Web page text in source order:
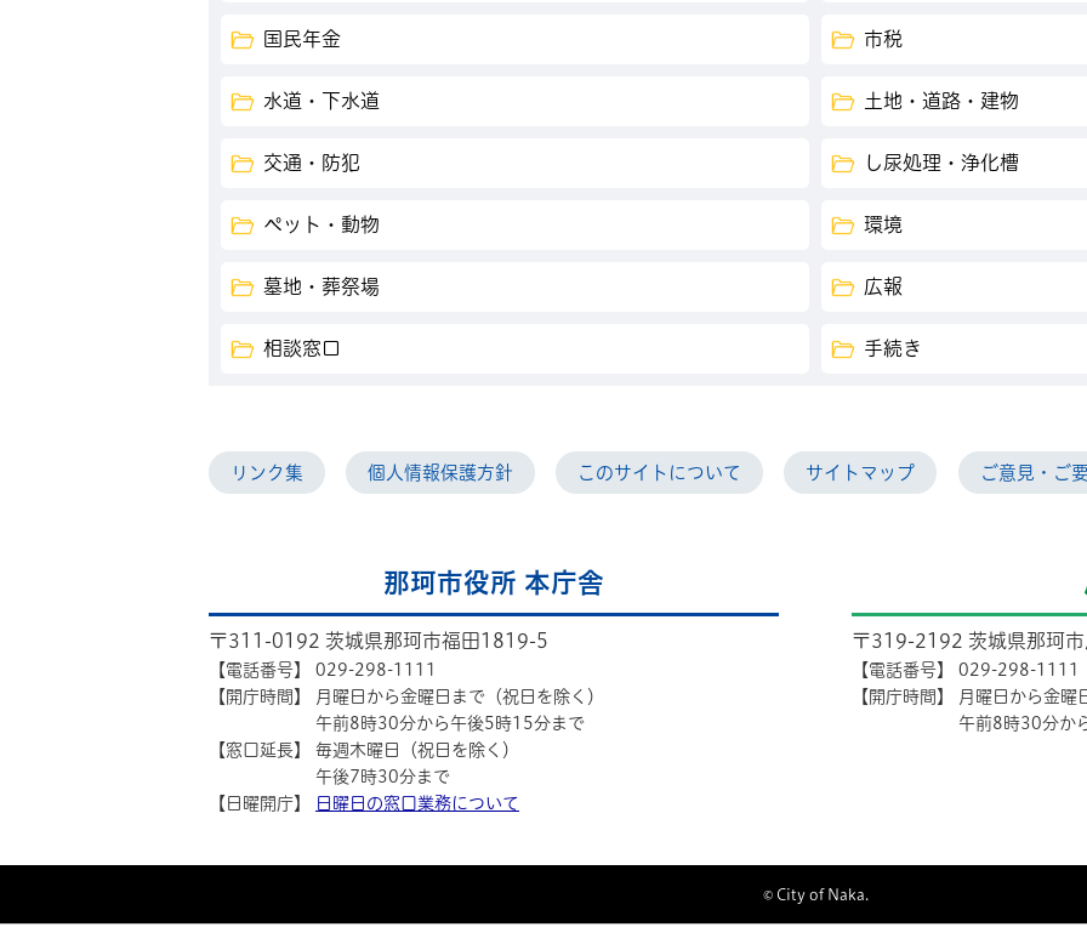
国民年金 市税
水道・下水道 土地・道路・建物
交通・防犯 し尿処理・浄化槽
ペット・動物 環境
墓地・葬祭場 広報
相談窓口 手続き
リンク集 個人情報保護方針 このサイトについて サイトマップ ご意見・ご
那珂市役所 本庁舎
〒311-0192 茨城県那珂市福田1819-5
【電話番号】
029-298-1111
【開庁時間】
月曜日から金曜日まで（祝日を除く）
午前8時30分から午後5時15分まで
【窓口延長】
毎週木曜日（祝日を除く）
午後7時30分まで
【日曜開庁】
日曜日の窓口業務について
〒319-2192 茨城県那珂
【電話番号】
029-298-1111
【開庁時間】
月曜日から金曜
午前8時30分か
© City of Naka.